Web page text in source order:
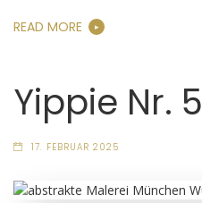
READ MORE
Yippie Nr. 5
17. FEBRUAR 2025